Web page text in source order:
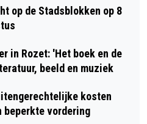
op de Stadsblokken op 8
in Rozet: 'Het boek en de
beeld en muziek
kosten
beperkte vordering